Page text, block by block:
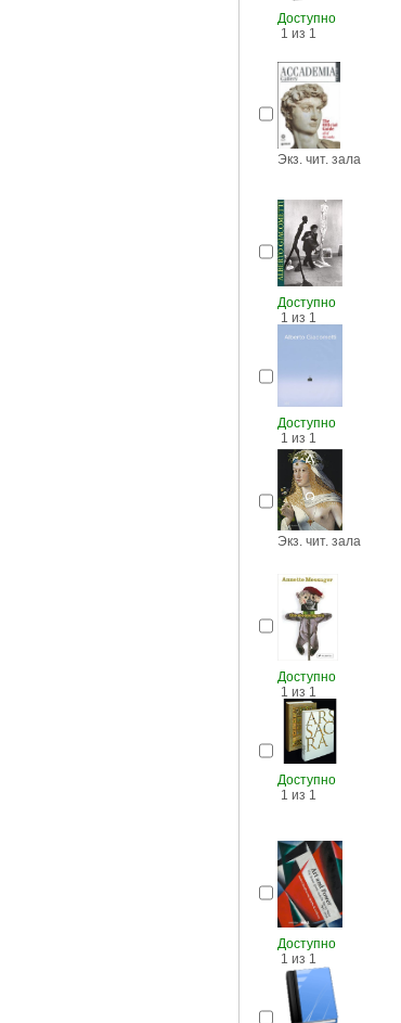
Доступно
1 из 1
Экз. чит. зала
Доступно
1 из 1
Доступно
1 из 1
Экз. чит. зала
Доступно
1 из 1
Доступно
1 из 1
Доступно
1 из 1